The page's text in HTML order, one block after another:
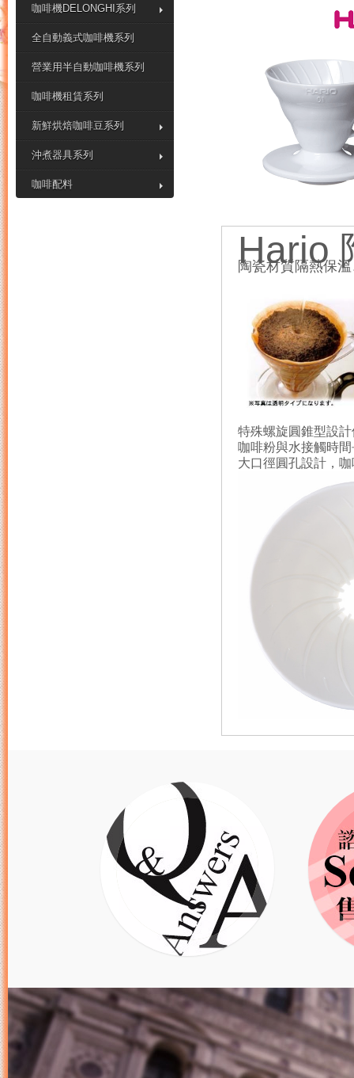
咖啡機DELONGHI系列
全自動義式咖啡機系列
營業用半自動咖啡機系列
咖啡機租賃系列
新鮮烘焙咖啡豆系列
沖煮器具系列
咖啡配料
Hario
陶瓷材質隔熱保
特殊螺旋圓錐型設
咖啡粉與水接觸時
大口徑圓孔設計，